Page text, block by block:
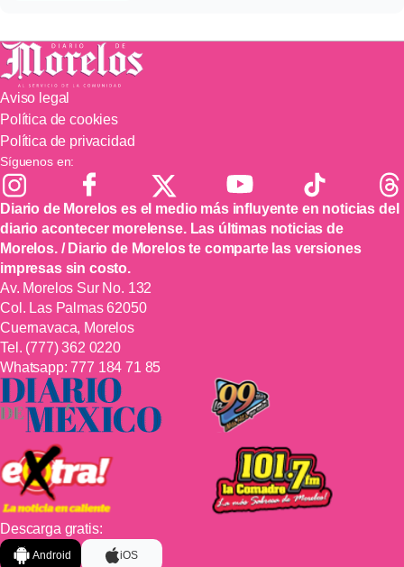
Aviso legal
Política de cookies
Política de privacidad
Síguenos en:
Diario de Morelos es el medio más influyente en noticias del
diario acontecer morelense. Las últimas noticias de
Morelos. / Diario de Morelos te comparte las versiones
impresas sin costo.
Av. Morelos Sur No. 132
Col. Las Palmas 62050
Cuernavaca, Morelos
Tel. (777) 362 0220
Whatsapp:777 184 71 85
Descarga gratis:
Android iOS